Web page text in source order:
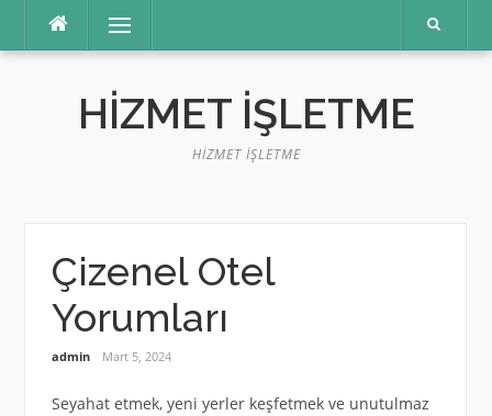
Menü
HIZMET İŞLETME
HIZMET İŞLETME
Çizenel Otel
Yorumları
admin Mart 5, 2024
Seyahat etmek, yeni yerler keşfetmek ve unutulmaz